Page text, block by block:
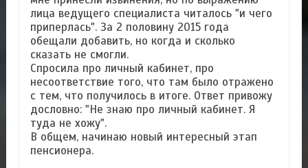
лица ведущего специалиста читалось "и чего
приперлась". За 2 половину 2015 года
обещали добавить, но когда и сколько
сказать не смогли.
Спросила про личный кабинет, про
несоответствие того, что там было отражено
с тем, что получилось в итоге. Ответ привожу
дословно: "Не знаю про личный кабинет. Я
туда не хожу".
В общем, начинаю новый интересный этап
пенсионера.